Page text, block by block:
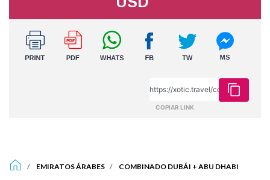
COPIAR LINK
EMIRATOS ÁRABES COMBINADO DUBÁI + ABU DHABI